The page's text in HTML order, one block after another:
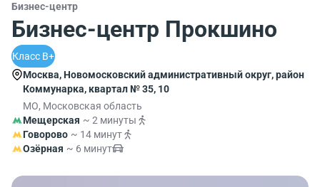
Бизнес-центр
Бизнес-центр Прокшино
Класс B+
Москва, Новомосковский административный округ, район
Коммунарка, квартал № 35, 10
МО, Московская область
Мещерская ~ 2 минуты
Говорово ~ 14 минут
Озёрная ~ 6 минут